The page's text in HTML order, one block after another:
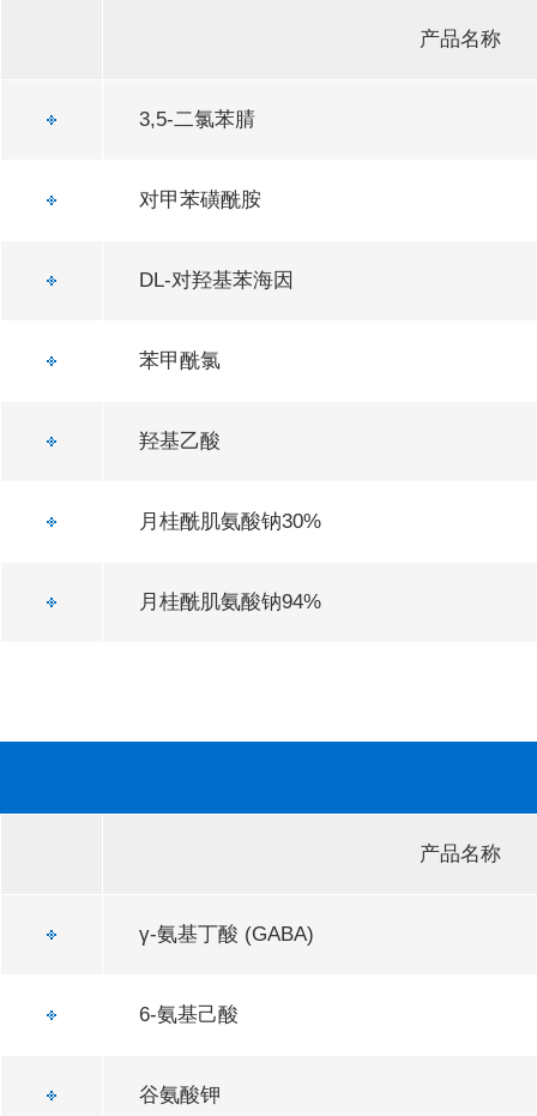
产品名称
3,5-二氯苯腈
对甲苯磺酰胺
DL-对羟基苯海因
苯甲酰氯
羟基乙酸
月桂酰肌氨酸钠30%
月桂酰肌氨酸钠94%
产品名称
γ-氨基丁酸 (GABA)
6-氨基己酸
谷氨酸钾